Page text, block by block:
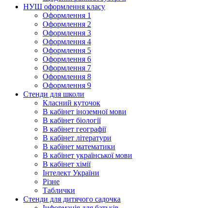
НУШ оформлення класу
Оформлення 1
Оформлення 2
Оформлення 3
Оформлення 4
Оформлення 5
Оформлення 6
Оформлення 7
Оформлення 8
Оформлення 9
Стенди для школи
Класний куточок
В кабінет іноземної мови
В кабінет біології
В кабінет географії
В кабінет літератури
В кабінет математики
В кабінет української мови
В кабінет хімії
Інтелект України
Різне
Таблички
Стенди для дитячого садочка